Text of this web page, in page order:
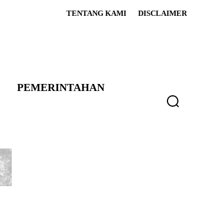
TENTANG KAMI DISCLAIMER
PEMERINTAHAN